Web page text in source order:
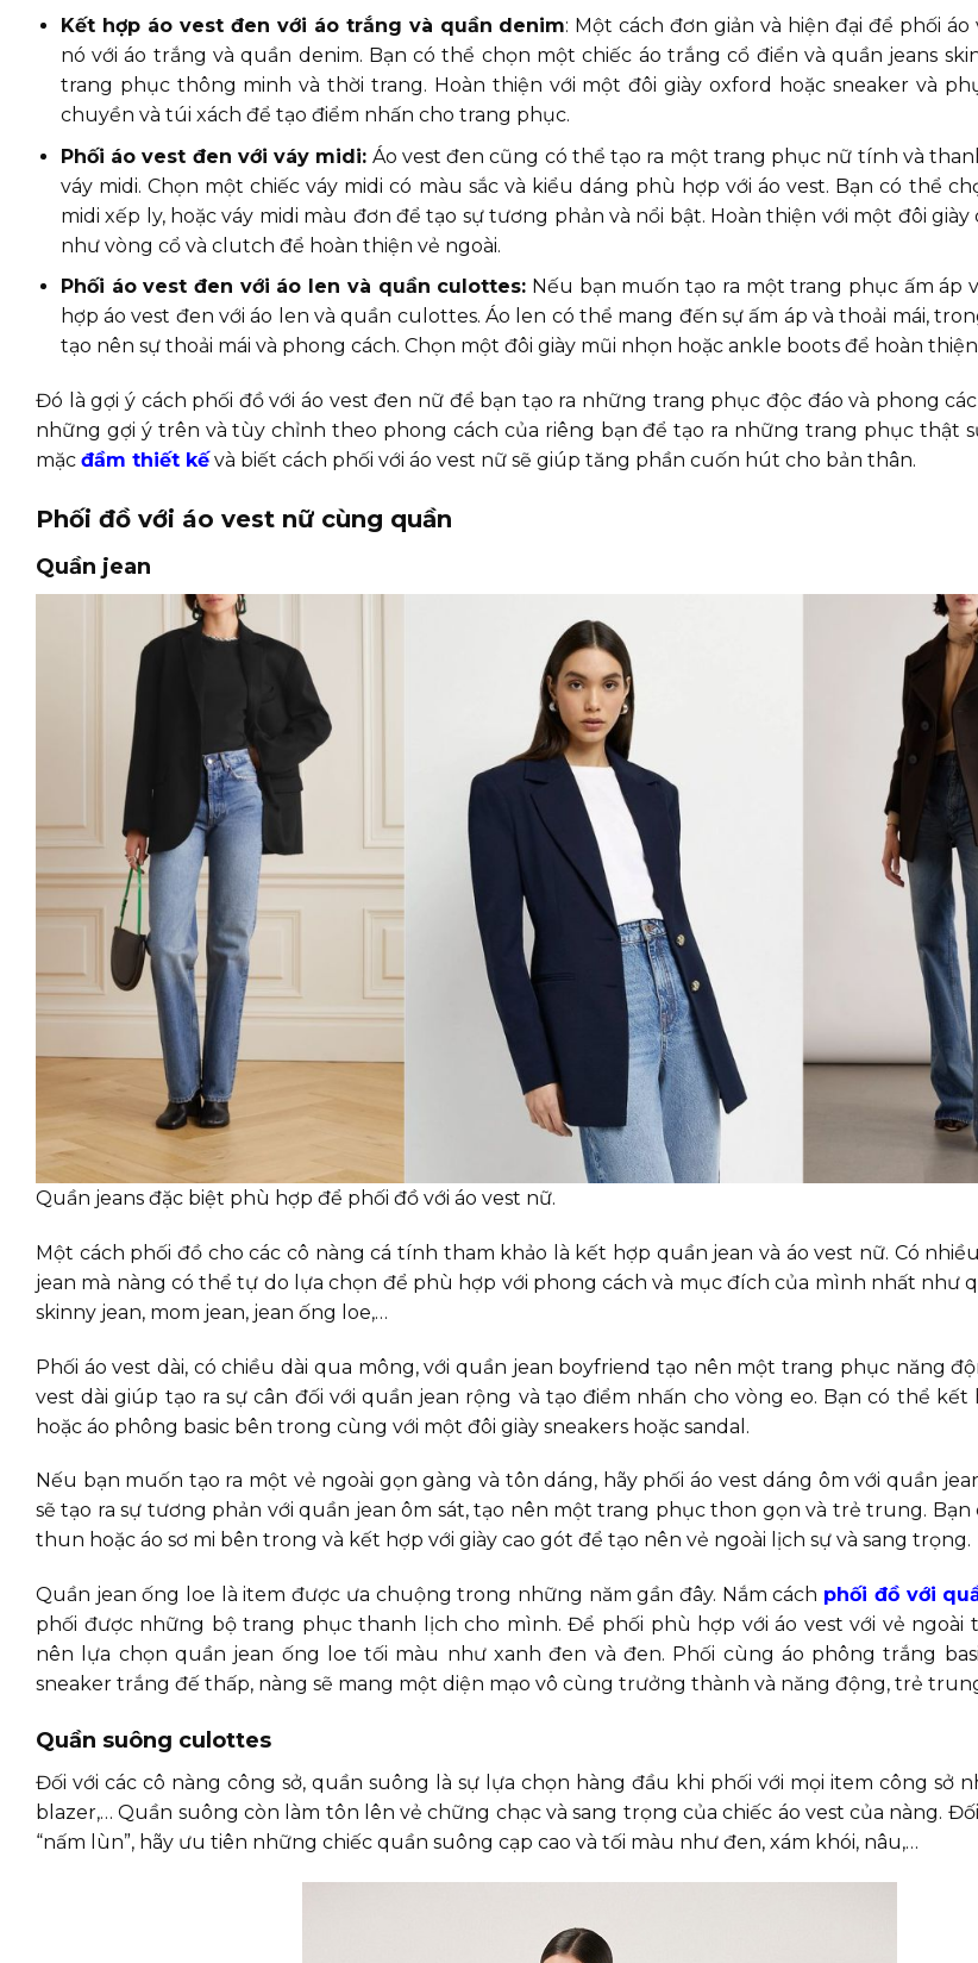
Kết hợp áo vest đen với áo trắng và quần denim: Một cách đơn giản và hiện đại để phối
nó với áo trắng và quần denim. Bạn có thể chọn một chiếc áo trắng cổ điển và quần jeans
trang phục thông minh và thời trang. Hoàn thiện với một đôi giày oxford hoặc sneaker và
chuyền và túi xách để tạo điểm nhấn cho trang phục.
Phối áo vest đen với váy midi: Áo vest đen cũng có thể tạo ra một trang phục nữ tính và
váy midi. Chọn một chiếc váy midi có màu sắc và kiểu dáng phù hợp với áo vest. Bạn có thể
midi xếp ly, hoặc váy midi màu đơn để tạo sự tương phản và nổi bật. Hoàn thiện với một đôi
như vòng cổ và clutch để hoàn thiện vẻ ngoài.
Phối áo vest đen với áo len và quần culottes: Nếu bạn muốn tạo ra một trang phục ấm áp
hợp áo vest đen với áo len và quần culottes. Áo len có thể mang đến sự ấm áp và thoải mái,
tạo nên sự thoải mái và phong cách. Chọn một đôi giày mũi nhọn hoặc ankle boots để hoàn
Đó là gợi ý cách phối đồ với áo vest đen nữ để bạn tạo ra những trang phục độc đáo và phong
những gợi ý trên và tùy chỉnh theo phong cách của riêng bạn để tạo ra những trang phục thật
mặc đầm thiết kếvà biết cách phối với áo vest nữ sẽ giúp tăng phần cuốn hút cho bản thân.
Phối đồ với áo vest nữ cùng quần
Quần jean
Quần jeans đặc biệt phù hợp để phối đồ với áo vest nữ.
Một cách phối đồ cho các cô nàng cá tính tham khảo là kết hợp quần jean và áo vest nữ. Có
jean mà nàng có thể tự do lựa chọn để phù hợp với phong cách và mục đích của mình nhất như
skinny jean, mom jean, jean ống loe,…
Phối áo vest dài, có chiều dài qua mông, với quần jean boyfriend tạo nên một trang phục năng
vest dài giúp tạo ra sự cân đối với quần jean rộng và tạo điểm nhấn cho vòng eo. Bạn có thể kết
hoặc áo phông basic bên trong cùng với một đôi giày sneakers hoặc sandal.
Nếu bạn muốn tạo ra một vẻ ngoài gọn gàng và tôn dáng, hãy phối áo vest dáng ôm với quần
sẽ tạo ra sự tương phản với quần jean ôm sát, tạo nên một trang phục thon gọn và trẻ trung.
thun hoặc áo sơ mi bên trong và kết hợp với giày cao gót để tạo nên vẻ ngoài lịch sự và sang trọng.
Quần jean ống loe là item được ưa chuộng trong những năm gần đây. Nắm cách phối đồ với
phối được những bộ trang phục thanh lịch cho mình. Để phối phù hợp với áo vest với vẻ ngoài
nên lựa chọn quần jean ống loe tối màu như xanh đen và đen. Phối cùng áo phông trắng
sneaker trắng đế thấp, nàng sẽ mang một diện mạo vô cùng trưởng thành và năng động, trẻ
Quần suông culottes
Đối với các cô nàng công sở, quần suông là sự lựa chọn hàng đầu khi phối với mọi item công sở
blazer,… Quần suông còn làm tôn lên vẻ chững chạc và sang trọng của chiếc áo vest của nàng.
“nấm lùn”, hãy ưu tiên những chiếc quần suông cạp cao và tối màu như đen, xám khói, nâu,…